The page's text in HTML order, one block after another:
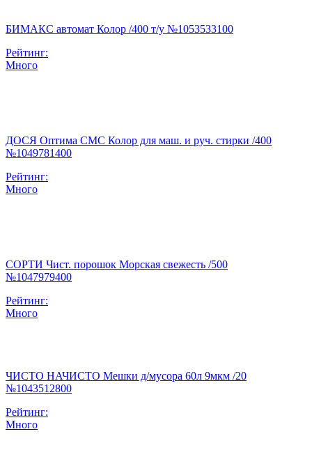
БИМАКС автомат Колор /400 т/у №1053533100
Рейтинг:
Много
ДОСЯ Оптима СМС Колор для маш. и руч. стирки /400
№1049781400
Рейтинг:
Много
СОРТИ Чист. порошок Морская свежесть /500
№1047979400
Рейтинг:
Много
ЧИСТО НАЧИСТО Мешки д/мусора 60л 9мкм /20
№1043512800
Рейтинг:
Много